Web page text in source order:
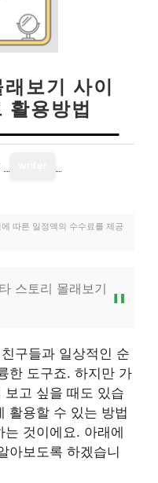
보기 사이
용방법
따른 일정액의 수수료를 제공
스토리 몰래보기
구들과 일상적인 순
한 도구죠. 하지만 가
보고 싶을 때도 있습
활용할 수 있는 방법
것이에요. 아래에
아보도록 하겠습니